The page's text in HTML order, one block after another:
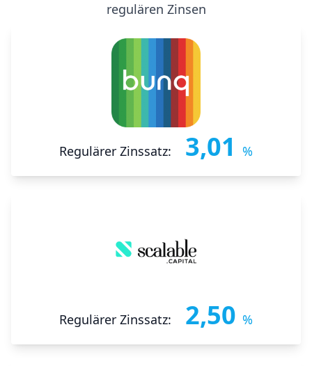
regulären Zinsen
Regulärer Zinssatz: 3,01 %
Regulärer Zinssatz: 2,50 %